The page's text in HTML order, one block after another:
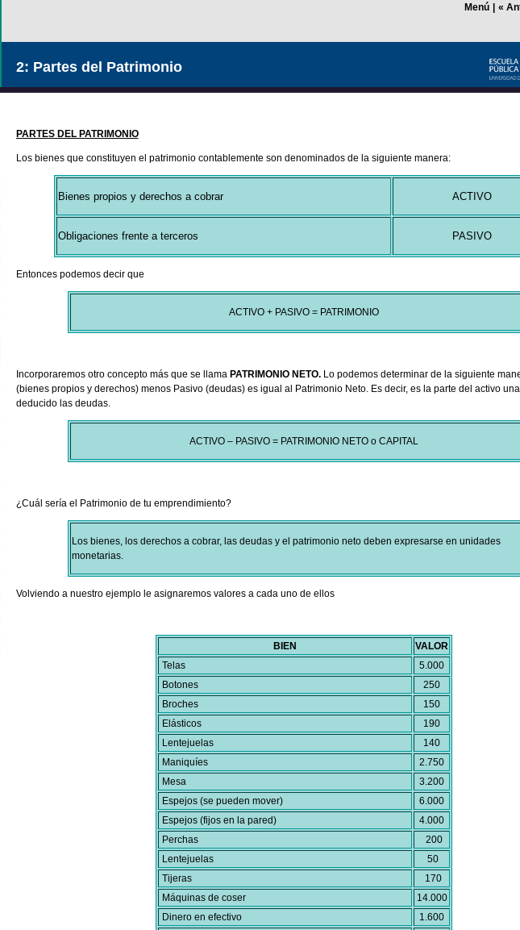
Menú «
2: Partes del Patrimonio
PARTES DEL PATRIMONIO
Los bienes que constituyen el patrimonio contablemente son denominados de la siguiente manera:
Bienes propios y derechos a cobrar ACTIVO
Obligaciones frente a terceros PASIVO
Entonces podemos decir que
ACTIVO + PASIVO = PATRIMONIO
Incorporaremos otro concepto más que se llama PATRIMONIO NETO. Lo podemos determinar de la siguiente
(bienes propios y derechos) menos Pasivo (deudas) es igual al Patrimonio Neto. Es decir, es la parte del activo
deducido las deudas.
ACTIVO – PASIVO = PATRIMONIO NETO o CAPITAL
¿Cuál sería el Patrimonio de tu emprendimiento?
Los bienes, los derechos a cobrar, las deudas y el patrimonio neto deben expresarse en unidades
monetarias.
Volviendo a nuestro ejemplo le asignaremos valores a cada uno de ellos
BIEN
VALOR
Telas
5.000
Botones
250
Broches
150
Elásticos
190
Lentejuelas
140
Maniquíes
2.750
Mesa
3.200
Espejos (se pueden mover)
6.000
Espejos (fijos en la pared)
4.000
Perchas
200
Lentejuelas
50
Tijeras
170
Máquinas de coser
14.000
Dinero en efectivo
1.600